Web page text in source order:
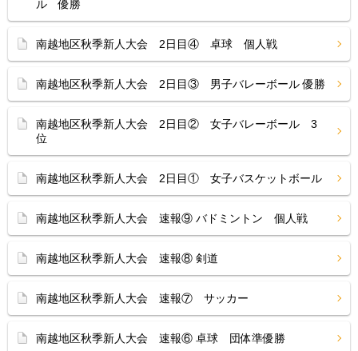
ル 優勝
南越地区秋季新人大会 2日目④ 卓球 個人戦
南越地区秋季新人大会 2日目③ 男子バレーボール 優勝
南越地区秋季新人大会 2日目② 女子バレーボール 3
位
南越地区秋季新人大会 2日目① 女子バスケットボール
南越地区秋季新人大会 速報⑨ バドミントン 個人戦
南越地区秋季新人大会 速報⑧ 剣道
南越地区秋季新人大会 速報⑦ サッカー
南越地区秋季新人大会 速報⑥ 卓球 団体準優勝